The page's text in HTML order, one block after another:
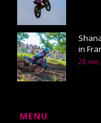
in
28 mei
MENU